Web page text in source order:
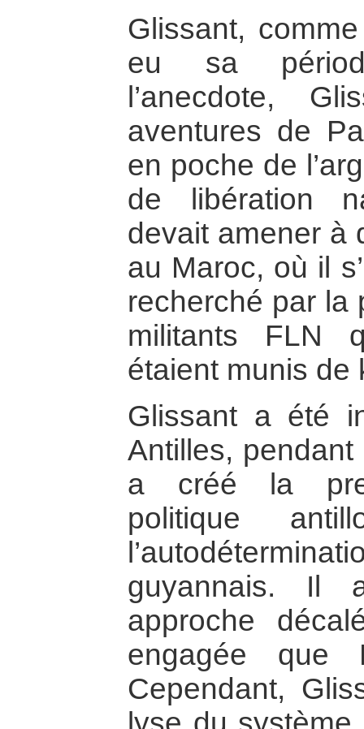
Glissant,
eu sa
l’anecdote,
aventures de
en poche de
de libération
devait amener à
au Maroc, où il
recherché par la
militants FLN
étaient munis de
Glissant a été
Antilles,
a créé la
politique
guyannais. Il
approche
engagée que
Cependant,